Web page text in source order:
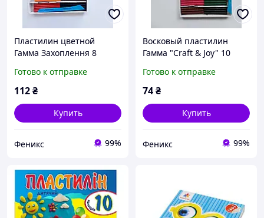
Пластилин цветной
Гамма Захоплення 8
Готово к отправке
112₴
Купить
Феникс 99%
Восковый пластилин
Гамма "Craft & Joy" 10
Готово к отправке
74₴
Купить
Феникс 99%